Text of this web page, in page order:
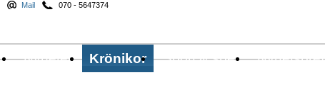
Mail 070 - 5647374
Nyheter Krönikor Sport & spel